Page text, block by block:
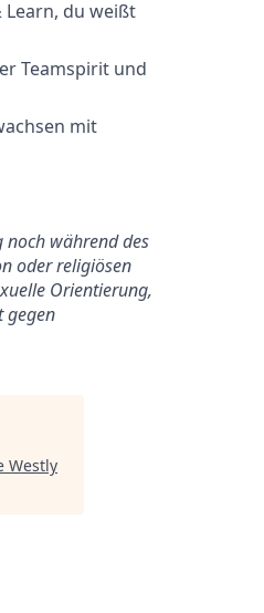
du weißt
Teamspirit und
mit
noch während des
oder religiösen
Orientierung,
gegen
Westly